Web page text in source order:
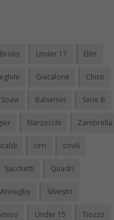
Brolis Under 17 Elite
Giacalone Chico
Soavi Balsemin Serie B
Marzocchi Zambrella
cirri covili
Sacchetti Quadri
Silvestri
Under 15 Tiozzo